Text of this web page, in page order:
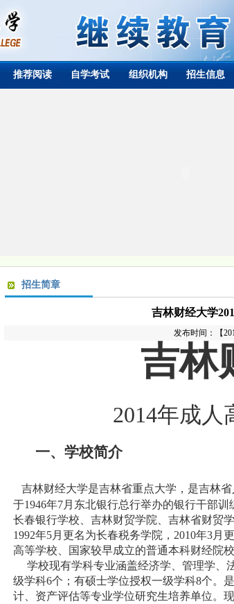
推荐阅读 自学考试 组织机构 招生信息
招生简章
吉林财经大学
发布时间：【
吉林
2014年成人
一、学校简介
吉林财经大学是吉林省重点大学，是吉林
于1946年7月东北银行总行举办的银行干部训
长春银行学校、吉林财贸学院、吉林省财贸
1992年5月更名为长春税务学院， 2010年3月
高等学校、国家较早成立的普通本科财经院
学校现有学科专业涵盖经济学、管理学、
级学科6个；有硕士学位授权一级学科8个。
计、资产评估等专业学位研究生培养单位。